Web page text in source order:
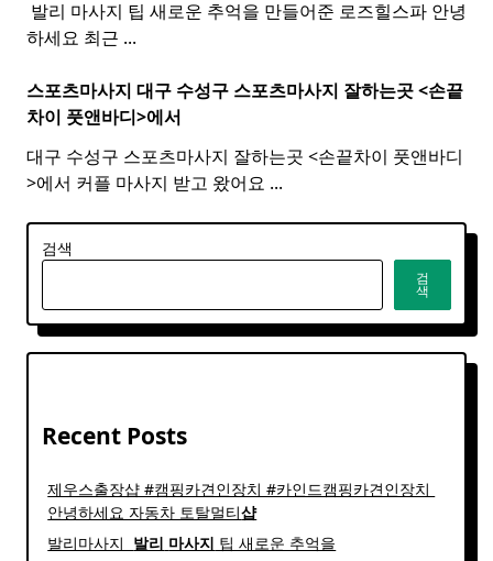
​ 발리 마사지 팁 새로운 추억을 만들어준 로즈힐스파 안녕
하세요 최근 ...
스포츠마사지 대구 수성구 스포츠마사지 잘하는곳 <손끝
차이 풋앤바디>에서
대구 수성구 스포츠마사지 잘하는곳 <손끝차이 풋앤바디
>에서 커플 마사지 받고 왔어요 ...
검색
검
색
Recent Posts
제우스출장샵 #캠핑카견인장치 #카인드캠핑카견인장치 ​
안녕하세요 자동차 토탈멀티샵
발리마사지 ​ 발리 마사지 팁 새로운 추억을